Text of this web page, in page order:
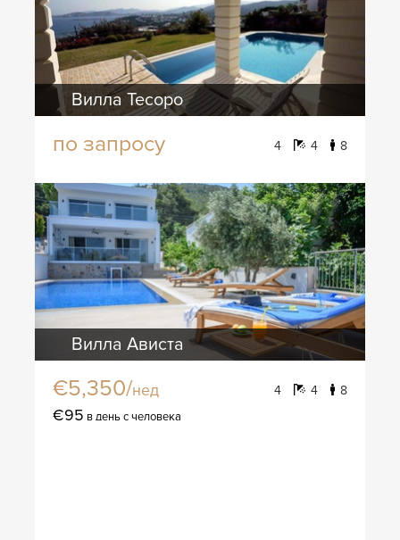
Вилла Тесоро
по запросу 4 4 8
Вилла Ависта
€5,350/нед 4 4 8
€95 в день с человека